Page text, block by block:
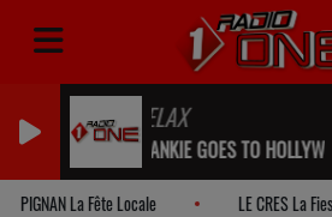
RELAX
FRANKIE GOES TO
PIGNAN La Fête Locale LE CRES La